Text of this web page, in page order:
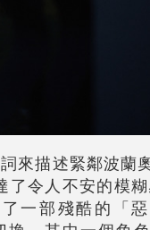
來描述緊鄰波蘭
了令人不安的模
一部殘酷的「惡